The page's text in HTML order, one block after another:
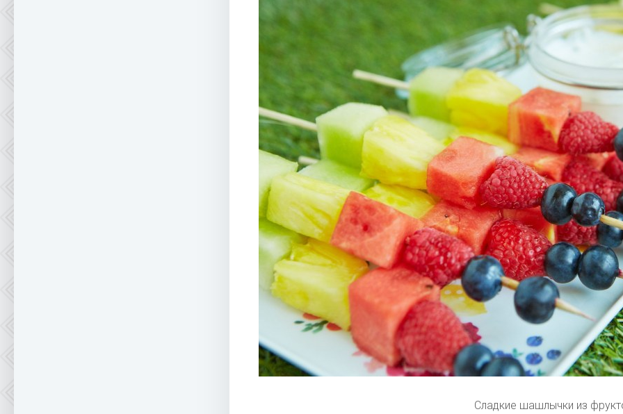
Сладкие шашлычки из